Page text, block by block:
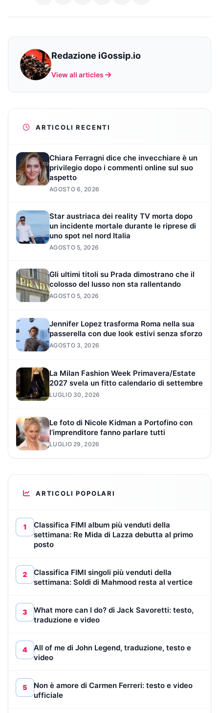
Redazione iGossip.io
View all articles
ARTICOLI RECENTI
Chiara Ferragni dice che invecchiare è un
privilegio dopo i commenti online sul suo
aspetto
AGOSTO 6, 2026
Star austriaca dei reality TV morta dopo
un incidente mortale durante le riprese di
uno spot nel nord Italia
AGOSTO 5, 2026
Gli ultimi titoli su Prada dimostrano che il
colosso del lusso non sta rallentando
AGOSTO 5, 2026
Jennifer Lopez trasforma Roma nella sua
passerella con due look estivi senza sforzo
AGOSTO 3, 2026
La Milan Fashion Week Primavera/Estate
2027 svela un fitto calendario di settembre
LUGLIO 30, 2026
Le foto di Nicole Kidman a Portofino con
l’imprenditore fanno parlare tutti
LUGLIO 29, 2026
ARTICOLI POPOLARI
1
Classifica FIMI album più venduti della
settimana: Re Mida di Lazza debutta al primo
posto
2
Classifica FIMI singoli più venduti della
settimana: Soldi di Mahmood resta al vertice
3
What more can I do? di Jack Savoretti: testo,
traduzione e video
4
All of me di John Legend, traduzione, testo e
video
5
Non è amore di Carmen Ferreri: testo e video
ufficiale